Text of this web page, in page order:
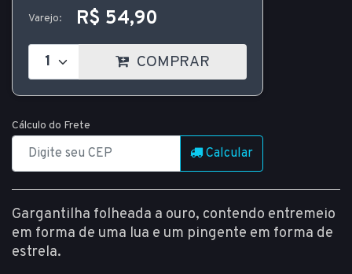
Varejo: R$ 54,90
COMPRAR
Cálculo do Frete
Calcular
Gargantilha folheada a ouro, contendo entremeio
em forma de uma lua e um pingente em forma de
estrela.